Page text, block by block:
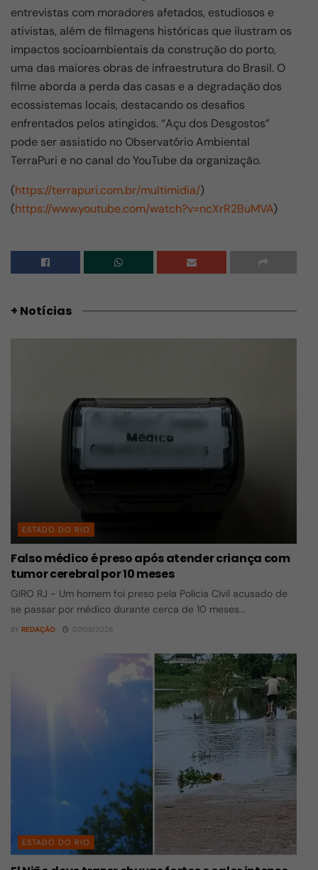
entrevistas com moradores afetados, estudiosos e
ativistas, além de filmagens históricas que ilustram os
impactos socioambientais da construção do porto,
uma das maiores obras de infraestrutura do Brasil. O
filme aborda a perda das casas e a degradação dos
ecossistemas locais, destacando os desafios
enfrentados pelos atingidos. “Açu dos Desgostos”
pode ser assistido no Observatório Ambiental
TerraPuri e no canal do YouTube da organização.
(https://terrapuri.com.br/multimidia/)
(https://www.youtube.com/watch?v=ncXrR2BuMVA)
+ Notícias
ESTADO DO RIO
Falso médico é preso após atender criança com
tumor cerebral por 10 meses
GIRO RJ - Um homem foi preso pela Polícia Civil acusado de
se passar por médico durante cerca de 10 meses...
BY REDAÇÃO 07/08/2026
ESTADO DO RIO